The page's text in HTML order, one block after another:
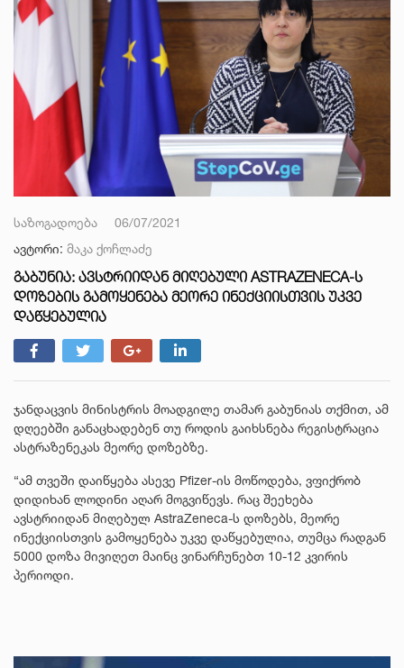
საზოგადოება
06/07/2021
ავტორი: მაკა ქოჩლაძე
ᲒᲐᲑᲣᲜᲘᲐ: ᲐᲕᲡᲢᲠᲘᲘᲓᲐᲜ ᲛᲘᲦᲔᲑᲣᲚᲘ ASTRAZENECA-Ს
ᲓᲝᲖᲔᲑᲘᲡ ᲒᲐᲛᲝᲧᲔᲜᲔᲑᲐ ᲛᲔᲝᲠᲔ ᲘᲜᲔᲥᲪᲘᲘᲡᲗᲕᲘᲡ ᲣᲙᲕᲔ
ᲓᲐᲬᲧᲔᲑᲣᲚᲘᲐ
ჯანდაცვის მინისტრის მოადგილე თამარ გაბუნიას თქმით, ამ
დღეებში განაცხადებენ თუ როდის გაიხსნება რეგისტრაცია
ასტრაზენეკას მეორე დოზებზე.
“ამ თვეში დაიწყება ასევე Pfizer-ის მოწოდება, ვფიქრობ
დიდიხან ლოდინი აღარ მოგვიწევს. რაც შეეხება
ავსტრიიდან მიღებულ AstraZeneca-ს დოზებს, მეორე
ინექციისთვის გამოყენება უკვე დაწყებულია, თუმცა რადგან
5000 დოზა მივიღეთ მაინც ვინარჩუნებთ 10-12 კვირის
პერიოდი.